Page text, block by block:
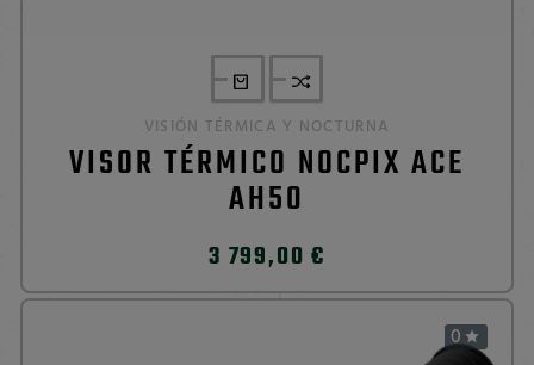
VISIÓN TÉRMICA Y NOCTURNA
VISOR TÉRMICO NOCPIX ACE
AH50
3 799,00 €
0 